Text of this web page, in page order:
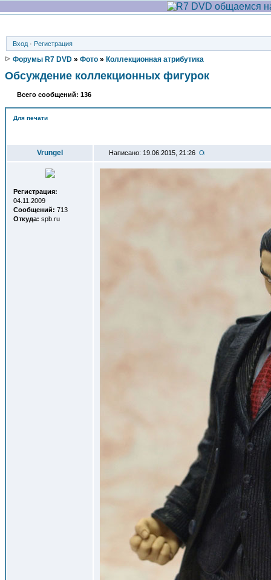
Вход · Регистрация
Форумы R7 DVD » Фото » Коллекционная атрибутика
Обсуждение коллекционных фигурок
Всего сообщений: 136
Для печати
Vrungel Написано: 19.06.2015, 21:26
Регистрация:
04.11.2009
Сообщений: 713
Откуда: spb.ru